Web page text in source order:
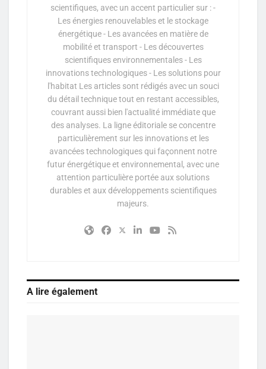
scientifiques, avec un accent particulier sur : -
Les énergies renouvelables et le stockage
énergétique - Les avancées en matière de
mobilité et transport - Les découvertes
scientifiques environnementales - Les
innovations technologiques - Les solutions pour
l'habitat Les articles sont rédigés avec un souci
du détail technique tout en restant accessibles,
couvrant aussi bien l'actualité immédiate que
des analyses. La ligne éditoriale se concentre
particulièrement sur les innovations et les
avancées technologiques qui façonnent notre
futur énergétique et environnemental, avec une
attention particulière portée aux solutions
durables et aux développements scientifiques
majeurs.
A lire également